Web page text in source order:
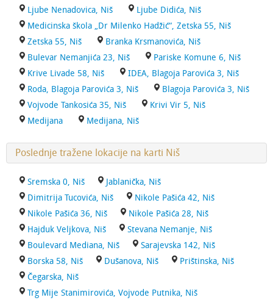
Ljube Nenadovica, Niš
Ljube Didića, Niš
Medicinska škola „Dr Milenko Hadžić“, Zetska 55, Niš
Zetska 55, Niš
Branka Krsmanovića, Niš
Bulevar Nemanjića 23, Niš
Pariske Komune 6, Niš
Krive Livade 58, Niš
IDEA, Blagoja Parovića 3, Niš
Roda, Blagoja Parovića 3, Niš
Blagoja Parovića 3, Niš
Vojvode Tankosića 35, Niš
Krivi Vir 5, Niš
Medijana
Medijana, Niš
Poslednje tražene lokacije na karti Niš
Sremska 0, Niš
Jablanička, Niš
Dimitrija Tucovića, Niš
Nikole Pašića 42, Niš
Nikole Pašića 36, Niš
Nikole Pašića 28, Niš
Hajduk Veljkova, Niš
Stevana Nemanje, Niš
Boulevard Mediana, Niš
Sarajevska 142, Niš
Borska 58, Niš
Dušanova, Niš
Prištinska, Niš
Čegarska, Niš
Trg Mije Stanimirovića, Vojvode Putnika, Niš